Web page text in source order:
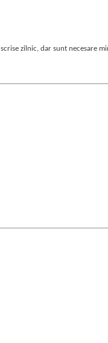
zilnic, dar sunt necesare